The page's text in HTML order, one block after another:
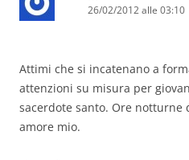
26/02/2012 alle 03:10
Attimi che si incatenano a
attenzioni su misura per
sacerdote santo. Ore notturne
amore mio.